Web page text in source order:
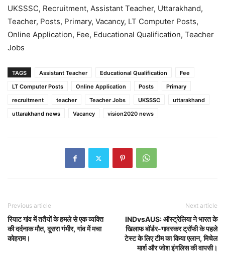
UKSSSC, Recruitment, Assistant Teacher, Uttarakhand,
Teacher, Posts, Primary, Vacancy, LT Computer Posts,
Online Application, Fee, Educational Qualification, Teacher
Jobs
TAGS Assistant Teacher Educational Qualification
Fee
LT Computer Posts
Online Application Posts
Primary
recruitment
teacher Teacher Jobs UKSSSC
uttarakhand
uttarakhand news
Vacancy vision2020 news
Previous article
रियाट गांव में ततैयों के हमले से एक व्यक्ति
की दर्दनाक मौत, दूसरा गंभीर, गांव में मचा
कोहराम।
Next article
INDvsAUS: ऑस्ट्रेलिया ने भारत के
खिलाफ बॉर्डर-गावस्कर ट्रॉफी के पहले
टेस्ट के लिए टीम का किया एलान, मिचेल
मार्श और जोश इंगलिस की वापसी।